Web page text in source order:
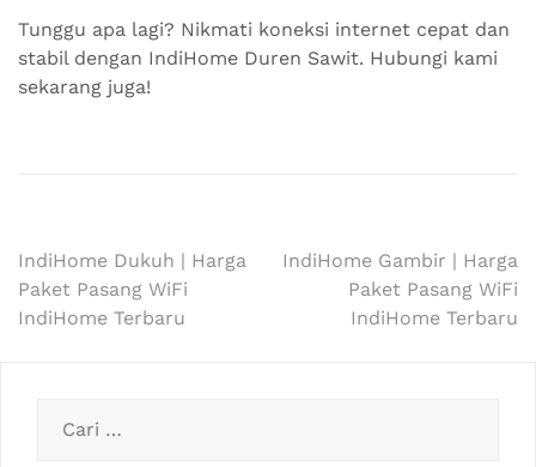
Tunggu apa lagi? Nikmati koneksi internet cepat dan
stabil dengan IndiHome Duren Sawit. Hubungi kami
sekarang juga!
Navigasi
pos
IndiHome Dukuh | Harga
Paket Pasang WiFi
IndiHome Terbaru
IndiHome Gambir | Harga
Paket Pasang WiFi
IndiHome Terbaru
untuk: